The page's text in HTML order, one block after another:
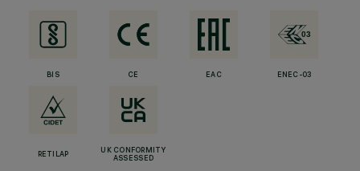
BIS CE EAC ENEC-03
RETILAP
UK CONFORMITY
ASSESSED